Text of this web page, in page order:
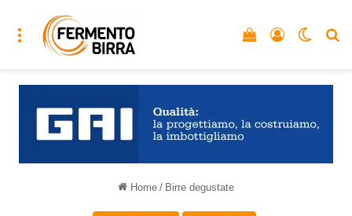
Menu Accedi
Vedi il carrello
Home / Birre degustate